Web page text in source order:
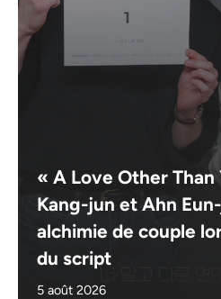
« A Love Other Than
Kang-jun et Ahn
alchimie de couple
du script
5 août 2026